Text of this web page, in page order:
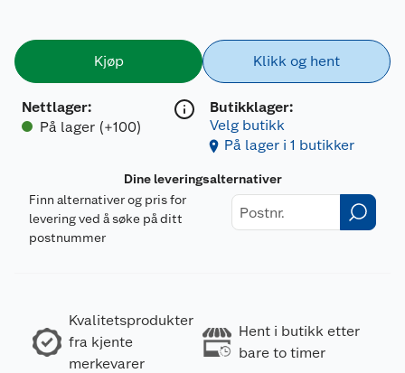
Kjøp
Nettlager:
På lager (+100)
Klikk og hent
Butikklager:
Velg butikk
På lager i 1 butikker
Dine leveringsalternativer
Finn alternativer og pris for
levering ved å søke på ditt
postnummer
Kvalitetsprodukter
fra kjente
merkevarer
Hent i butikk etter
bare to timer